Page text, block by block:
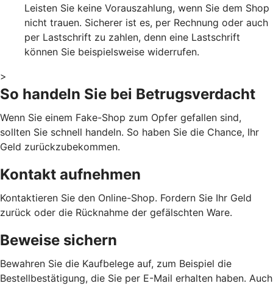
Leisten Sie keine Vorauszahlung, wenn Sie dem Shop
nicht trauen. Sicherer ist es, per Rechnung oder auch
per Lastschrift zu zahlen, denn eine Lastschrift
können Sie beispielsweise widerrufen.
>
So handeln Sie bei Betrugsverdacht
Wenn Sie einem Fake-Shop zum Opfer gefallen sind,
sollten Sie schnell handeln. So haben Sie die Chance, Ihr
Geld zurückzubekommen.
Kontakt aufnehmen
Kontaktieren Sie den Online-Shop. Fordern Sie Ihr Geld
zurück oder die Rücknahme der gefälschten Ware.
Beweise sichern
Bewahren Sie die Kaufbelege auf, zum Beispiel die
Bestellbestätigung, die Sie per E-Mail erhalten haben. Auch